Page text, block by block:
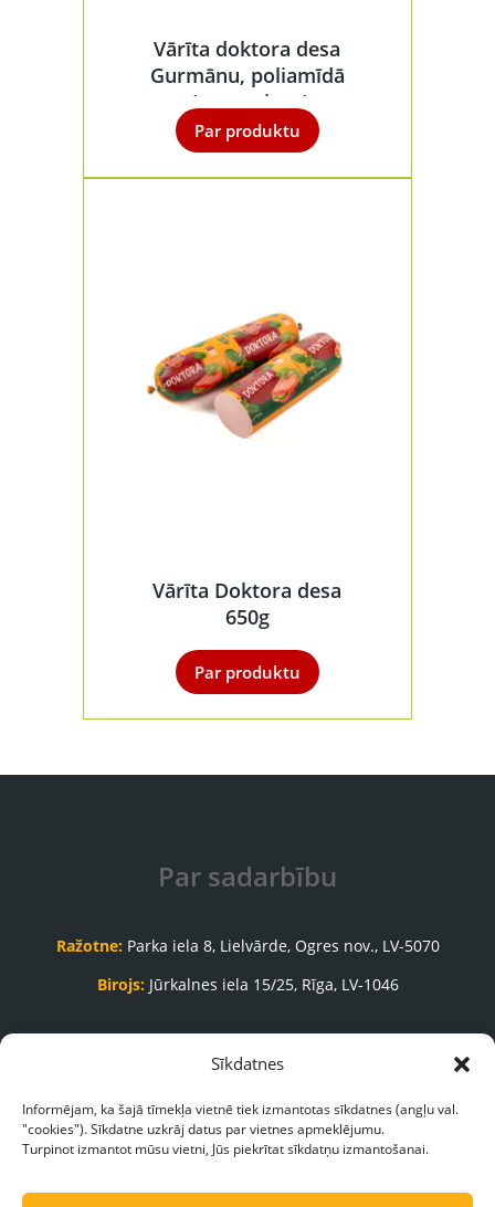
Sīkdatnes
Informējam, ka šajā tīmekļa vietnē tiek izmantotas sīkdatnes (angļu val.
"cookies"). Sīkdatne uzkrāj datus par vietnes apmeklējumu.
Turpinot izmantot mūsu vietni, Jūs piekrītat sīkdatņu izmantošanai.
Vārīta doktora desa
Gurmānu, poliamīdā
/transp.iep./
Par produktu
Vārīta Doktora desa
650g
Par produktu
Par sadarbību
Ražotne: Parka iela 8, Lielvārde, Ogres nov., LV-5070
Birojs: Jūrkalnes iela 15/25, Rīga, LV-1046
Pasūtījumu pieņemšanas nodaļa:
+371 65035999
pasutijumi@galasnams.lv